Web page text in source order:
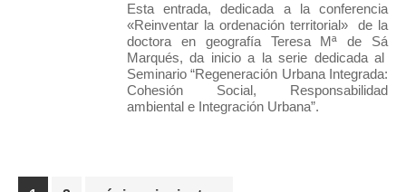
Esta entrada, dedicada a la conferencia
«Reinventar la ordenación territorial» de la
doctora en geografía Teresa Mª de Sá
Marqués, da inicio a la serie dedicada al
Seminario “Regeneración Urbana Integrada:
Cohesión Social, Responsabilidad
ambiental e Integración Urbana”.